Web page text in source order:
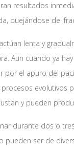
resultados
quejándose del
lenta y
Aun cuando ya
por el apuro del
evolutivos
y pueden
durante dos o
pueden ser de